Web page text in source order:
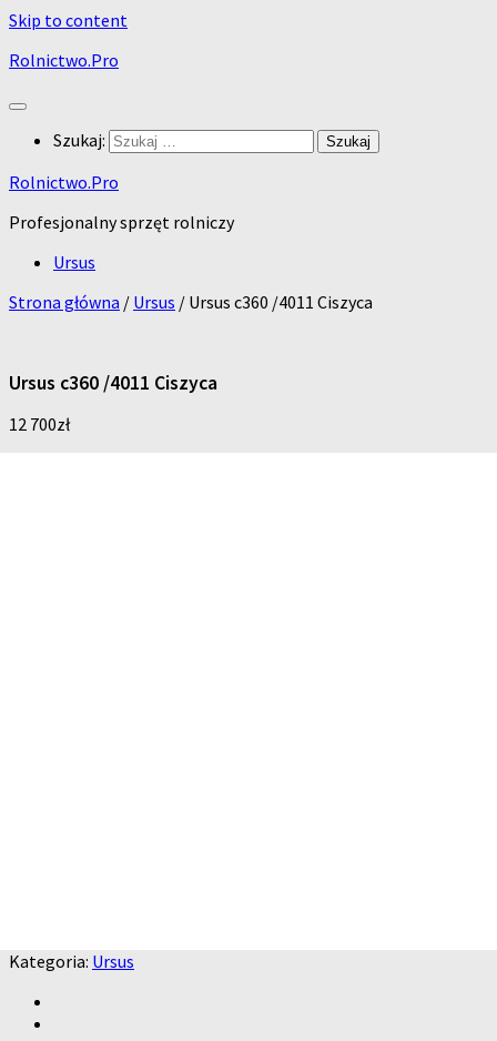
Skip to content
Rolnictwo.Pro
Szukaj:
Rolnictwo.Pro
Profesjonalny sprzęt rolniczy
Ursus
Strona główna / Ursus / Ursus c360 /4011 Ciszyca
Ursus c360 /4011 Ciszyca
12 700zł
Kategoria: Ursus